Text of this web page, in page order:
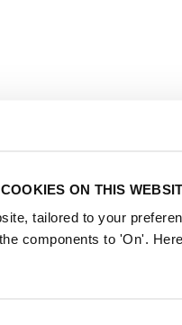
ON THIS
tailored to your
components to 'On'.